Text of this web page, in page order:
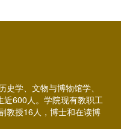
学、文物与博物馆学、
近600人。学院现有教职工
教授16人，博士和在读博